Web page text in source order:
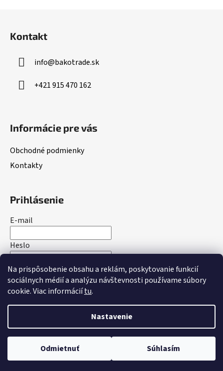
Na prispôsobenie obsahu a reklám, poskytovanie funkcií
sociálnych médií a analýzu návštevnosti používame súbory
cookie. Viac informáciítu.
Nastavenie
Odmietnuť Súhlasím
Kontakt
info@bakotrade.sk
+421 915 470 162
Informácie pre vás
Obchodné podmienky
Kontakty
Prihlásenie
E-mail
Heslo
PRIHLÁSIŤ SA
Nová registráciaZabudnuté heslo
Vytvoril Shoptet
Copyright 2026bakotrade.sk
. Všetky práva vyhradené.
Upraviť nastavenie cookies